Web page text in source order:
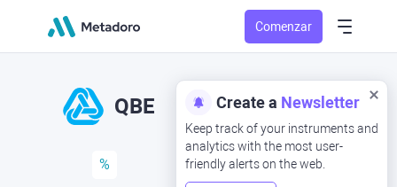
Comenzar
Create a Newsletter
Keep track of your instruments and
analytics with the most user-
friendly alerts on the web.
QBE
%